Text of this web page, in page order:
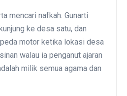
mencari nafkah. Gunarti
ke desa satu, dan
motor ketika lokasi desa
walau ia penganut ajaran
milik semua agama dan